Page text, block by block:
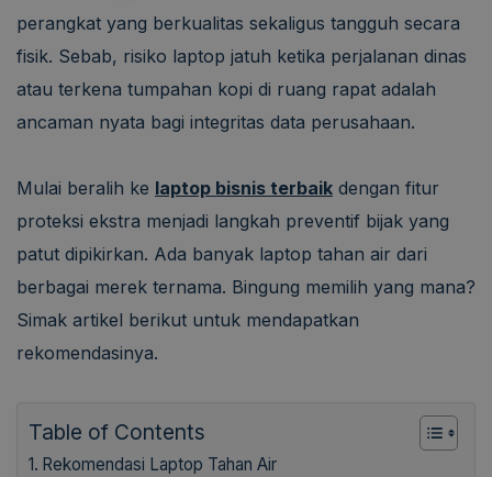
perangkat yang berkualitas sekaligus tangguh secara
fisik. Sebab, risiko laptop jatuh ketika perjalanan dinas
atau terkena tumpahan kopi di ruang rapat adalah
ancaman nyata bagi integritas data perusahaan.
Mulai beralih ke laptop bisnis terbaik dengan fitur
proteksi ekstra menjadi langkah preventif bijak yang
patut dipikirkan. Ada banyak laptop tahan air dari
berbagai merek ternama. Bingung memilih yang mana?
Simak artikel berikut untuk mendapatkan
rekomendasinya.
Table of Contents
Rekomendasi Laptop Tahan Air